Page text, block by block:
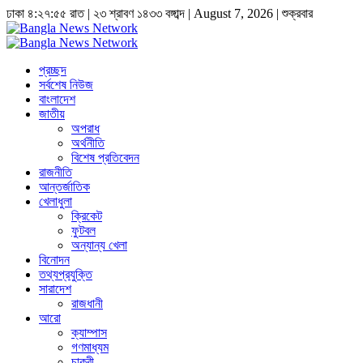
ঢাকা ৪:২৭:৫৬ রাত| ২৩ শ্রাবণ ১৪৩৩ বঙ্গাব্দ | August 7, 2026 |শুক্রবার
প্রচ্ছদ
সর্বশেষ নিউজ
বাংলাদেশ
জাতীয়
অপরাধ
অর্থনীতি
বিশেষ প্রতিবেদন
রাজনীতি
আন্তর্জাতিক
খেলাধুলা
ক্রিকেট
ফুটবল
অন্যান্য খেলা
বিনোদন
তথ্যপ্রযুক্তি
সারাদেশ
রাজধানী
আরো
ক্যাম্পাস
গণমাধ্যম